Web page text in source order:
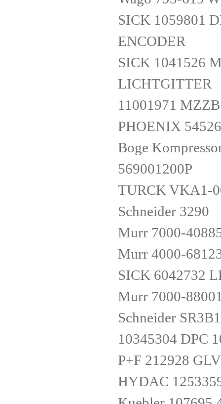
SICK 1059801
ENCODER
SICK 1041526
LICHTGITTER
11001971
PHOENIX
Boge
569001200P
TURCK VKA1-
Schneider 3290
Murr 7000-
Murr 4000-
SICK 6042732
Murr 7000-
Schneider
10345304 DPC
P+F 212928
HYDAC